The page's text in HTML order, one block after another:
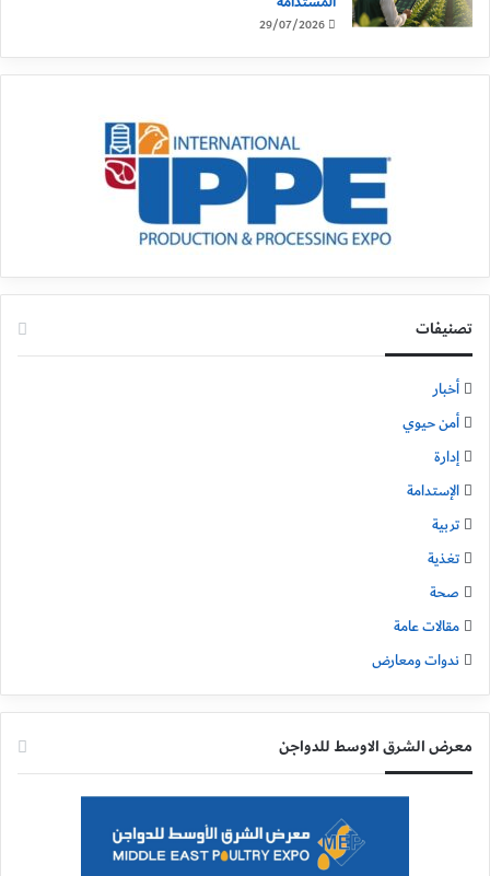
29/07/2026
تصنيفات
أخبار
أمن حيوي
إدارة
الإستدامة
تربية
تغذية
صحة
مقالات عامة
ندوات ومعارض
معرض الشرق الاوسط للدواجن